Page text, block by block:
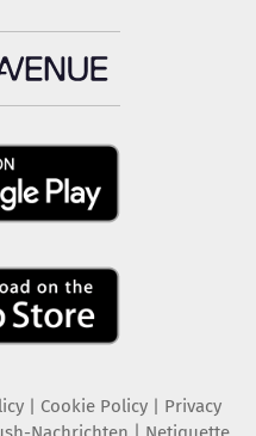
| Cookie Policy| Privacy